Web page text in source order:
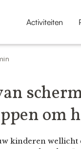
Activiteiten
om
kinderen wellicht